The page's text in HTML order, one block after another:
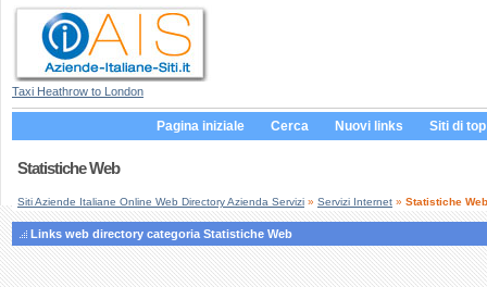
Taxi Heathrow to London
Pagina iniziale Cerca Nuovi links Siti di top
Statistiche Web
Siti Aziende Italiane Online Web Directory Azienda Servizi » Servizi Internet » Statistiche Web
Links web directory categoria Statistiche Web